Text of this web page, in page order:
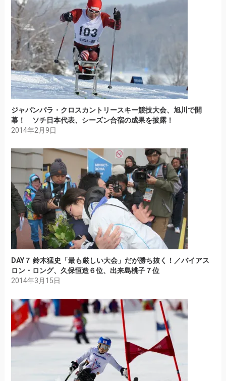
ジャパンパラ・クロスカントリースキー競技大会、旭川で開
幕！ ソチ日本代表、シーズン合宿の成果を披露！
2014年2月9日
DAY７ 鈴木猛史「最も厳しい大会」だが勝ち抜く！／バイアス
ロン・ロング、久保恒造６位、出来島桃子７位
2014年3月15日